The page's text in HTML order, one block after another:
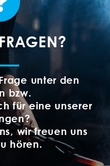
unter den
bzw.
für eine unserer
wir freuen uns
hören.